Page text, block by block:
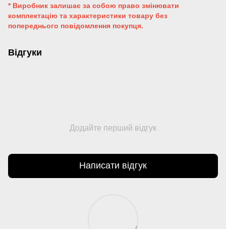
* Виробник залишає за собою право змінювати
комплектацію та характеристики товару без
попереднього повідомлення покупця.
Відгуки
Додайте перший відгук
Написати відгук